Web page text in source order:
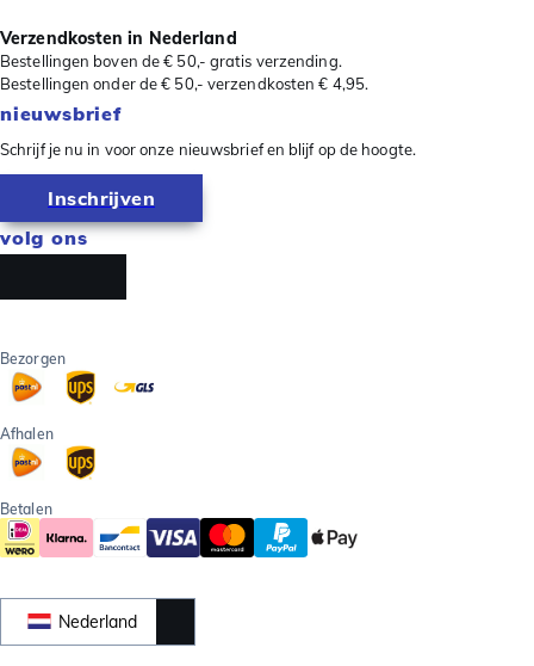
Verzendkosten in Nederland
Bestellingen boven de € 50,- gratis verzending.
Bestellingen onder de € 50,- verzendkosten € 4,95.
nieuwsbrief
Schrijf je nu in voor onze nieuwsbrief en blijf op de hoogte.
Inschrijven
volg ons
Bezorgen
Afhalen
Betalen
Nederland